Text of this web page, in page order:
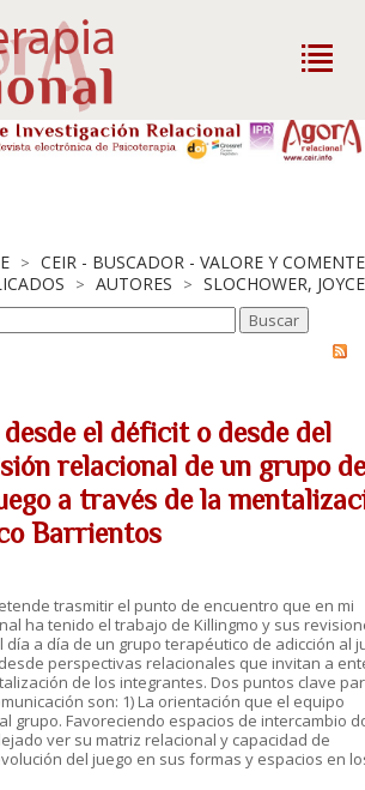
> CEIR - BUSCADOR - VALORE Y COMENTE
> AUTORES > SLOCHOWER, JOYCE
el déficit o desde del
relacional de un grupo de
a través de la
Barrientos
trasmitir el punto de encuentro que en mi
ha tenido el trabajo de Killingmo y sus
día a día de un grupo terapéutico de adicción al
perspectivas relacionales que invitan a
de los integrantes. Dos puntos clave
son: 1) La orientación que el equipo
grupo. Favoreciendo espacios de intercambio
ver su matriz relacional y capacidad de
del juego en sus formas y espacios en